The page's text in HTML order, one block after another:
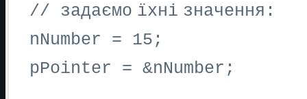
// задаємо їхні значення :
nNumber = 15;
pPointer = &nNumber;